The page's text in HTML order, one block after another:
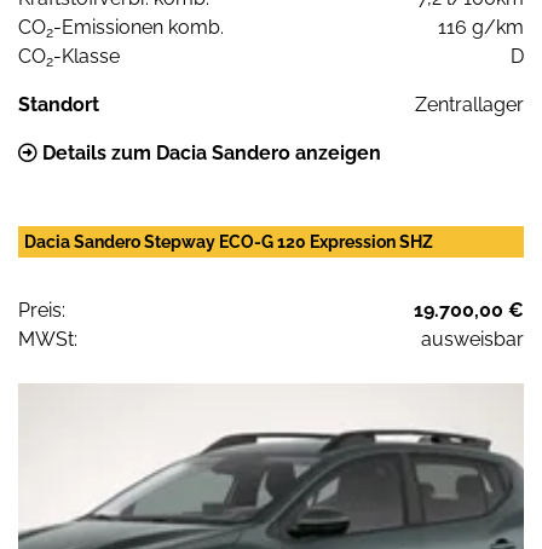
CO2-Emissionen komb.
116 g/km
CO2-Klasse D
Standort Zentrallager
Details zum Dacia Sandero anzeigen
Dacia Sandero Stepway ECO-G 120 Expression SHZ
Preis:
19.700,00 €
MWSt:
ausweisbar